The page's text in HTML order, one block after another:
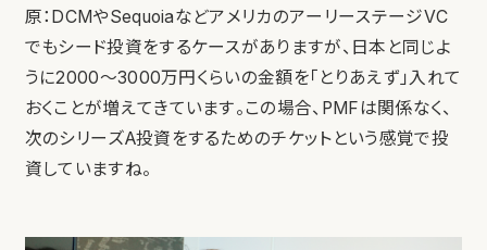
原：DCMやSequoiaなどアメリカのアーリーステージVC
でもシード投資をするケースがありますが、日本と同じよ
うに2000〜3000万円くらいの金額を「とりあえず」入れて
おくことが増えてきています。この場合、PMFは関係なく、
次のシリーズA投資をするためのチケットという感覚で投
資していますね。